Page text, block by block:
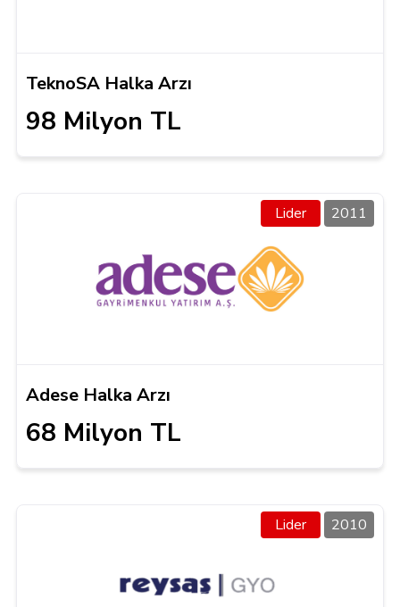
TeknoSA Halka Arzı
98 Milyon TL
Lider 2011
Adese Halka Arzı
68 Milyon TL
Lider 2010